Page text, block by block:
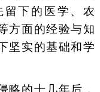
下的医学、农
方面的经验与知
坚实的基础和学
的十几年后，